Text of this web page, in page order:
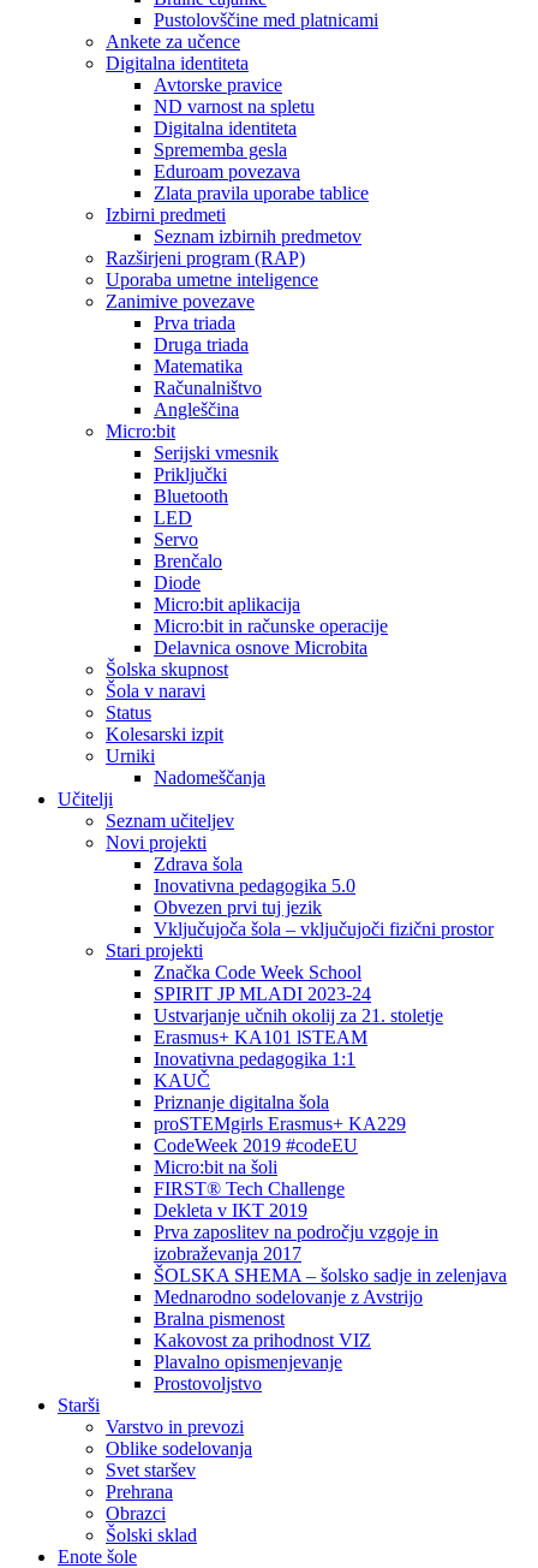
Pustolovščine med platnicami
Ankete za učence
Digitalna identiteta
Avtorske pravice
ND varnost na spletu
Digitalna identiteta
Sprememba gesla
Eduroam povezava
Zlata pravila uporabe tablice
Izbirni predmeti
Seznam izbirnih predmetov
Razširjeni program (RAP)
Uporaba umetne inteligence
Zanimive povezave
Prva triada
Druga triada
Matematika
Računalništvo
Angleščina
Micro:bit
Serijski vmesnik
Priključki
Bluetooth
LED
Servo
Brenčalo
Diode
Micro:bit aplikacija
Micro:bit in računske operacije
Delavnica osnove Microbita
Šolska skupnost
Šola v naravi
Status
Kolesarski izpit
Urniki
Nadomeščanja
Učitelji
Seznam učiteljev
Novi projekti
Zdrava šola
Inovativna pedagogika 5.0
Obvezen prvi tuj jezik
Vključujoča šola – vključujoči fizični prostor
Stari projekti
Značka Code Week School
SPIRIT JP MLADI 2023-24
Ustvarjanje učnih okolij za 21. stoletje
Erasmus+ KA101 lSTEAM
Inovativna pedagogika 1:1
KAUČ
Priznanje digitalna šola
proSTEMgirls Erasmus+ KA229
CodeWeek 2019 #codeEU
Micro:bit na šoli
FIRST® Tech Challenge
Dekleta v IKT 2019
Prva zaposlitev na področju vzgoje in
izobraževanja 2017
ŠOLSKA SHEMA – šolsko sadje in zelenjava
Mednarodno sodelovanje z Avstrijo
Bralna pismenost
Kakovost za prihodnost VIZ
Plavalno opismenjevanje
Prostovoljstvo
Starši
Varstvo in prevozi
Oblike sodelovanja
Svet staršev
Prehrana
Obrazci
Šolski sklad
Enote šole